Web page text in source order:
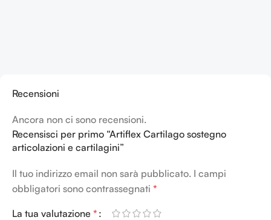
Recensioni
Ancora non ci sono recensioni.
Recensisci per primo “Artiflex Cartilago sostegno
articolazioni e cartilagini”
Il tuo indirizzo email non sarà pubblicato. I campi
obbligatori sono contrassegnati *
La tua valutazione *